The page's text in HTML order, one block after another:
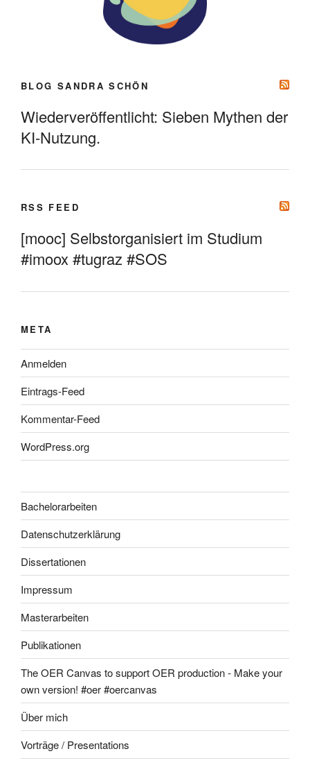
BLOG SANDRA SCHÖN
Wiederveröffentlicht: Sieben Mythen der
KI-Nutzung.
RSS FEED
[mooc] Selbstorganisiert im Studium
#imoox #tugraz #SOS
META
Anmelden
Eintrags-Feed
Kommentar-Feed
WordPress.org
Bachelorarbeiten
Datenschutzerklärung
Dissertationen
Impressum
Masterarbeiten
Publikationen
The OER Canvas to support OER production - Make your
own version! #oer #oercanvas
Über mich
Vorträge / Presentations